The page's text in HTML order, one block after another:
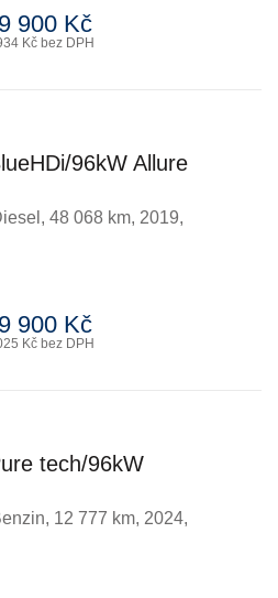
900 Kč
Kč bez DPH
96kW Allure
, 48 068 km, 2019,
900 Kč
Kč bez DPH
tech/96kW
, 12 777 km, 2024,